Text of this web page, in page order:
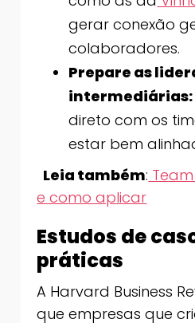
gerar conexão
colaboradores.
Prepare as
intermediárias:
direto com os
estar bem
Leia também:
e como aplicar
Estudos de
práticas
A Harvard Business
que empresas que